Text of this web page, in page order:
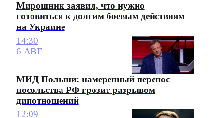
Мирошник заявил, что нужно
готовиться к долгим боевым действиям
на Украине
14:30
6 АВГ
МИД Польши: намеренный перенос
посольства РФ грозит разрывом
дипотношений
12:09